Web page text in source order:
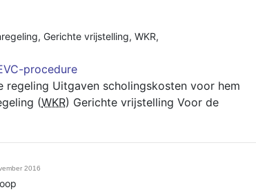
, Gerichte vrijstelling, WKR,
procedure
Uitgaven scholingskosten voor hem
(WKR) Gerichte vrijstelling Voor de
2016